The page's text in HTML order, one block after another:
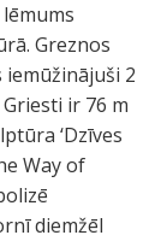
Greznos
2
ir 76 m
‘Dzīves
Way of
diemžēl